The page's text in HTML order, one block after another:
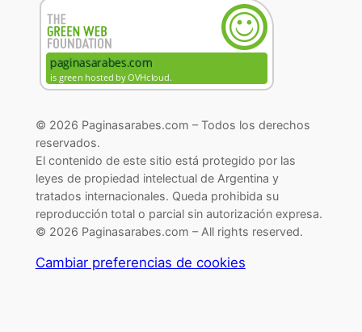
© 2026 Paginasarabes.com – Todos los derechos
reservados.
El contenido de este sitio está protegido por las
leyes de propiedad intelectual de Argentina y
tratados internacionales. Queda prohibida su
reproducción total o parcial sin autorización expresa.
© 2026 Paginasarabes.com – All rights reserved.
Cambiar preferencias de cookies